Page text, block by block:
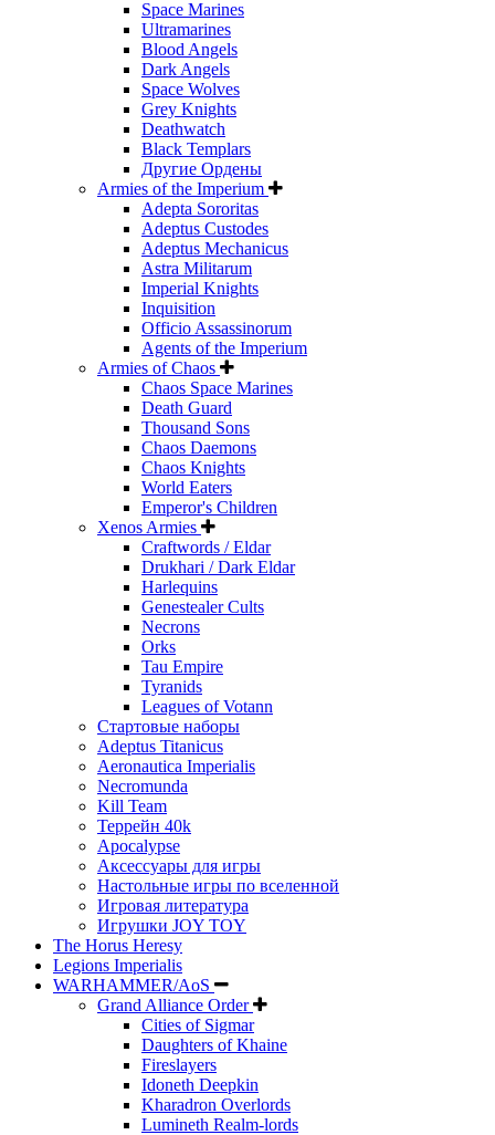
Space Marines
Ultramarines
Blood Angels
Dark Angels
Space Wolves
Grey Knights
Deathwatch
Black Templars
Другие Ордены
Armies of the Imperium
Adepta Sororitas
Adeptus Custodes
Adeptus Mechanicus
Astra Militarum
Imperial Knights
Inquisition
Officio Assassinorum
Agents of the Imperium
Armies of Chaos
Chaos Space Marines
Death Guard
Thousand Sons
Chaos Daemons
Chaos Knights
World Eaters
Emperor's Children
Xenos Armies
Craftwords / Eldar
Drukhari / Dark Eldar
Harlequins
Genestealer Cults
Necrons
Orks
Tau Empire
Tyranids
Leagues of Votann
Стартовые наборы
Adeptus Titanicus
Aeronautica Imperialis
Necromunda
Kill Team
Террейн 40k
Apocalypse
Аксессуары для игры
Настольные игры по вселенной
Игровая литература
Игрушки JOY TOY
The Horus Heresy
Legions Imperialis
WARHAMMER/AoS
Grand Alliance Order
Cities of Sigmar
Daughters of Khaine
Fireslayers
Idoneth Deepkin
Kharadron Overlords
Lumineth Realm-lords